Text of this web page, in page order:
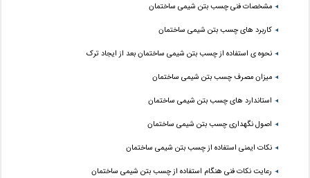
مشخصات فنی چسب بتن شیمی ساختمان
کاربرد های چسب بتن شیمی ساختمان
نحوه ی استفاده از چسب بتن شیمی ساختمان بعد از ایجاد ترک
میزان مصرف چسب بتن شیمی ساختمان
استاندارد های چسب بتن شیمی ساختمان
اصول نگهداری چسب بتن شیمی ساختمان
نکات ایمنی استفاده از چسب بتن شیمی ساختمان
رعایت نکات فنی هنگام استفاده از چسب بتن شیمی ساختمان